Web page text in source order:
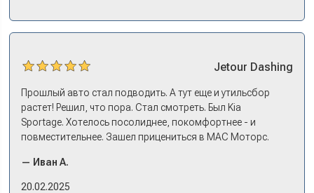
Jetour Dashing
Прошлый авто стал подводить. А тут еще и утильсбор
растет! Решил, что пора. Стал смотреть. Был Kia
Sportage. Хотелось посолиднее, покомфортнее - и
повместительнее. Зашел прицениться в МАС Моторс.
и прям мое! Даже не скажешь, что «китаец». Прям не
вылезая из него и порешали. Спортэйдж в трейд-ин
— Иван А.
20.02.2025